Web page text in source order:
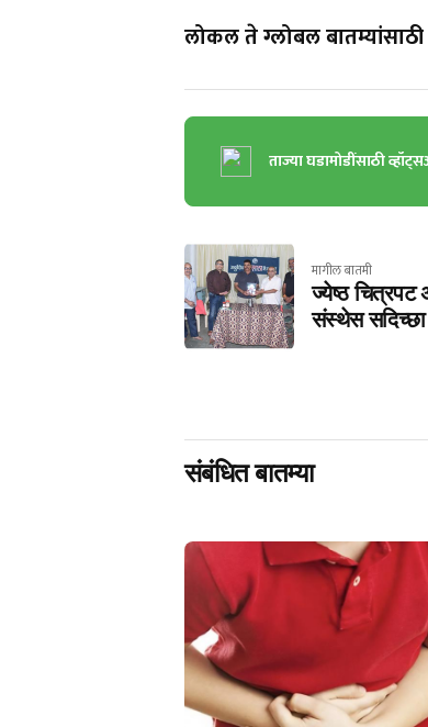
लोकल ते ग्लोबल
ताज्या घडामोडींसाठी
मागील बातमी
ज्येष्ठ चित्रपट
संस्थेस
संबंधित बातम्या